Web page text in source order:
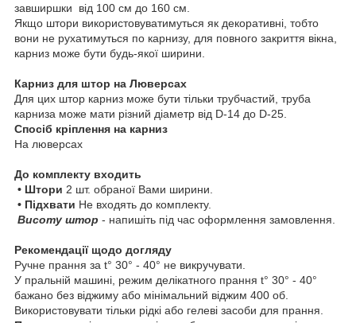
завширшки від 100 см до 160 см.
Якщо штори використовуватимуться як декоративні, тобто
вони не рухатимуться по карнизу, для повного закриття вікна,
карниз може бути будь-якої ширини.
Карниз для штор на Люверсах
Для цих штор карниз може бути тільки трубчастий, труба
карниза може мати різний діаметр від D-14 до D-25.
Спосіб кріплення на карниз
На люверсах
До комплекту входить
• Штори 2 шт. обраної Вами ширини.
• Підхвати Не входять до комплекту.
Висоту штор - напишіть під час оформлення замовлення.
Рекомендації щодо догляду
Ручне прання за t° 30° - 40° не викручувати.
У пральній машині, режим делікатного прання t° 30° - 40°
бажано без віджиму або мінімальний віджим 400 об.
Використовувати тільки рідкі або гелеві засоби для прання.